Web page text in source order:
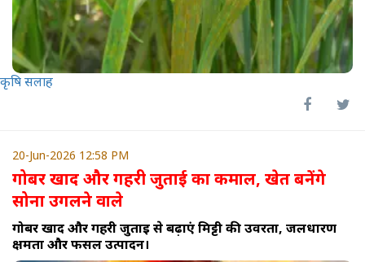
कृषि सलाह
20-Jun-2026 12:58 PM
गोबर खाद और गहरी जुताई का कमाल, खेत बनेंगे
सोना उगलने वाले
गोबर खाद और गहरी जुताई से बढ़ाएं मिट्टी की उर्वरता, जलधारण
क्षमता और फसल उत्पादन।